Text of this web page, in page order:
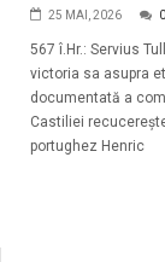
25 MAI, 2026 0
567 î.Hr.: Servius
victoria sa asupra
documentată a
Castiliei
portughez Henric